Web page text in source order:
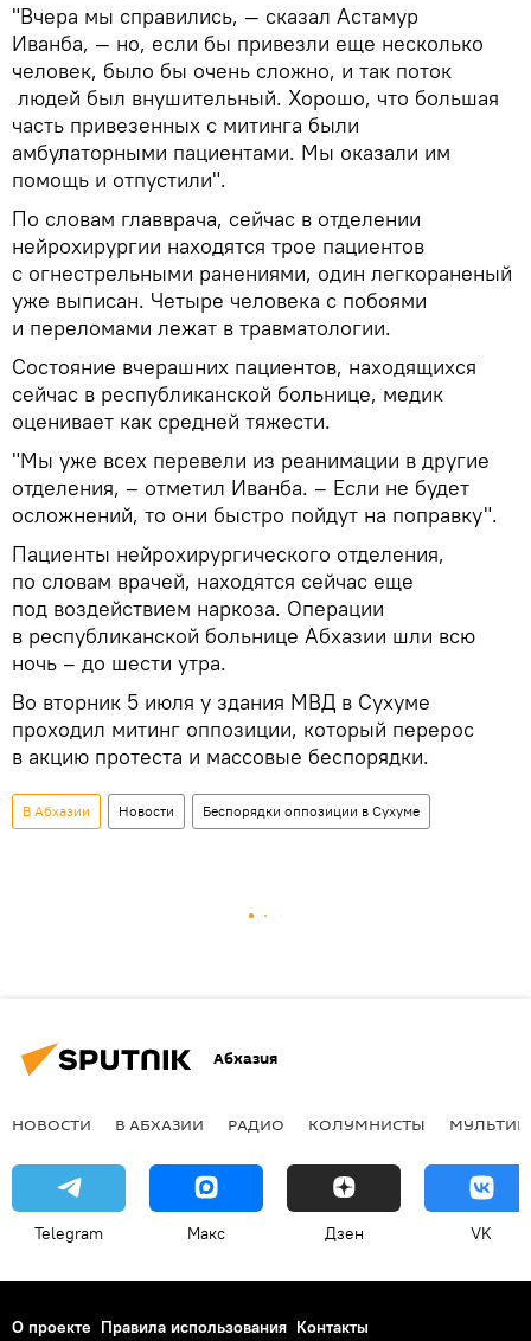
"Вчера мы справились, — сказал Астамур
Иванба, — но, если бы привезли еще несколько
человек, было бы очень сложно, и так поток
людей был внушительный. Хорошо, что большая
часть привезенных с митинга были
амбулаторными пациентами. Мы оказали им
помощь и отпустили".
По словам главврача, сейчас в отделении
нейрохирургии находятся трое пациентов
с огнестрельными ранениями, один легкораненый
уже выписан. Четыре человека с побоями
и переломами лежат в травматологии.
Состояние вчерашних пациентов, находящихся
сейчас в республиканской больнице, медик
оценивает как средней тяжести.
"Мы уже всех перевели из реанимации в другие
отделения, – отметил Иванба. – Если не будет
осложнений, то они быстро пойдут на поправку".
Пациенты нейрохирургического отделения,
по словам врачей, находятся сейчас еще
под воздействием наркоза. Операции
в республиканской больнице Абхазии шли всю
ночь – до шести утра.
Во вторник 5 июля у здания МВД в Сухуме
проходил митинг оппозиции, который перерос
в акцию протеста и массовые беспорядки.
В Абхазии Новости Беспорядки оппозиции в Сухуме
Абхазия
НОВОСТИ В АБХАЗИИ РАДИО КОЛУМНИСТЫ
Telegram Макс Дзен VK
О проекте Правила использования Контакты